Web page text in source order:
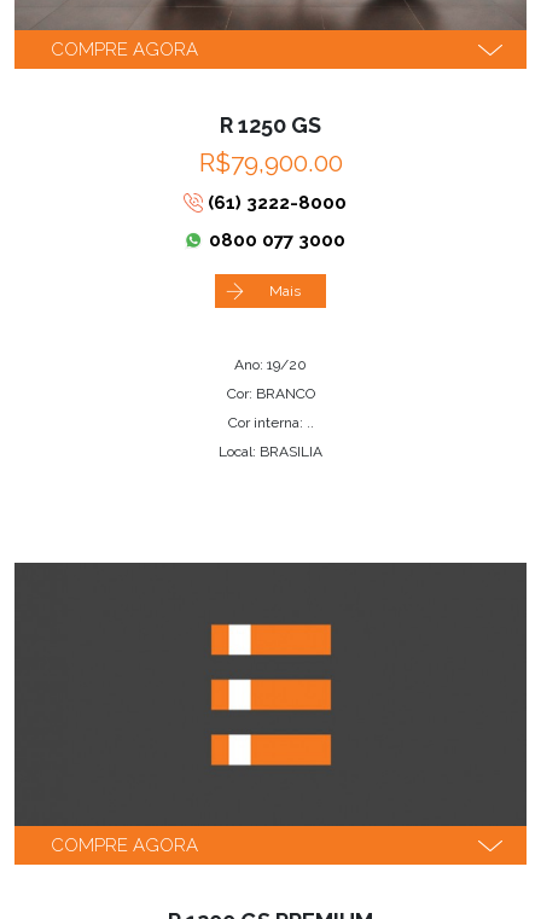
COMPRE AGORA
R 1250 GS
R$79,900.00
(61) 3222-8000
0800 077 3000
Mais
Ano: 19/20
Cor: BRANCO
Cor interna: ..
Local: BRASILIA
COMPRE AGORA